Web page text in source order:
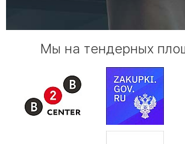
Мы на тендерных